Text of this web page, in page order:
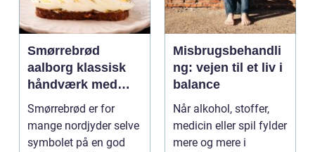
Smørrebrød
aalborg klassisk
håndværk med
moderne twist
Smørrebrød er for
mange nordjyder selve
symbolet på en god
Misbrugsbehandli
ng: vejen til et liv i
balance
Når alkohol, stoffer,
medicin eller spil fylder
mere og mere i